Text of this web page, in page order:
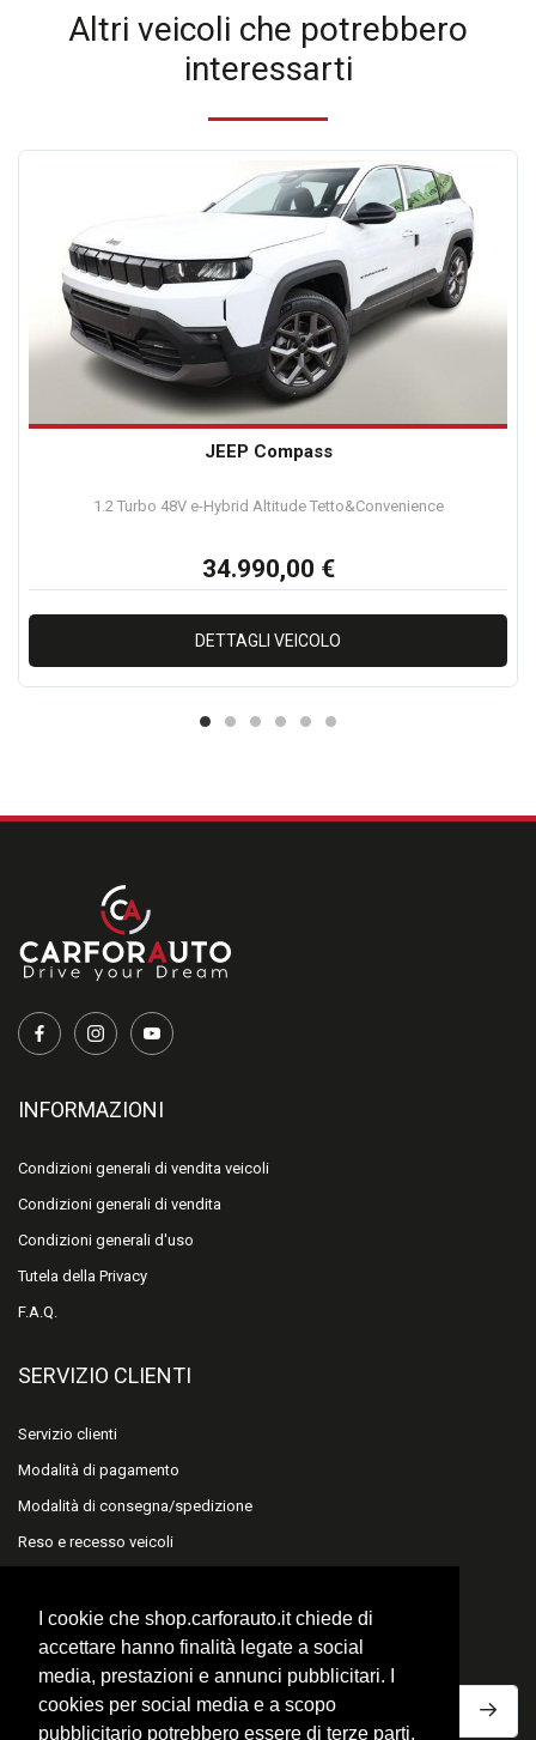
I cookie che shop.carforauto.it chiede di
accettare hanno finalità legate a social
media, prestazioni e annunci pubblicitari. I
cookies per social media e a scopo
pubblicitario potrebbero essere di terze parti,
PERMUTA USATO
ACCETTIAMO IL VOSTRO VEICOLO IN PERMUTA.
ALLESTIMENTO
CILINDRATA
ALIMENTAZIONE( BENZINA ,DIESEL, METANO, GPL, ELETTRICO,
HYBRID)
CHILOMETRI PERCORSI
ANNO IMMATRICOLAZIONE
SEGNALARE SE PRESENTI DANNI MECCANICI E/O
NOTE LEGALI
Gli accessori e le specifiche tecniche riportate in questa scheda
sforzi fatti per garantire l'accuratezza delle informazioni
contattando la nostra concessionaria, qualunque elemento o
acquistare il veicolo. Eventuali incongruenze tra le
caratteristiche presentate nella scheda descrittiva e le effettive
dotazioni del veicolo dipendono dal variare dei listini e dei
contenuti dei pacchetti e non sono imputabili alla nostra volontà
venditore. Il prezzo di vendita non comprende tutti gli oneri
accessori vigenti quali ad esempio: il costo del trasferimento di
finanziamenti o leasing ecc.
chiarimento
Altri veicoli che potrebbero
interessarti
JEEP Compass
1.2 Turbo 48V e-Hybrid Altitude Tetto&Convenience
34.990,00 €
DETTAGLI VEICOLO
INFORMAZIONI
Condizioni generali di vendita veicoli
Condizioni generali di vendita
Condizioni generali d'uso
Tutela della Privacy
F.A.Q.
SERVIZIO CLIENTI
Servizio clienti
Modalità di pagamento
Modalità di consegna/spedizione
Reso e recesso veicoli
ISCRIVITI ALLA NEWSLETTER